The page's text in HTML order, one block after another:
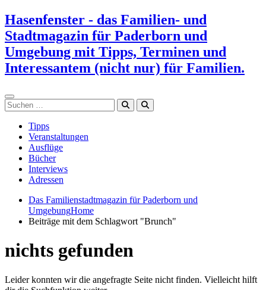
Zum
Inhalt
springen
Hasenfenster - das Familien- und
Stadtmagazin für Paderborn und
Umgebung mit Tipps, Terminen und
Interessantem (nicht nur) für Familien.
Suchen
Tipps
Veranstaltungen
Ausflüge
Bücher
Interviews
Adressen
Das Familienstadtmagazin für Paderborn und
UmgebungHome
Beiträge mit dem Schlagwort "Brunch"
nichts gefunden
Leider konnten wir die angefragte Seite nicht finden. Vielleicht hilft